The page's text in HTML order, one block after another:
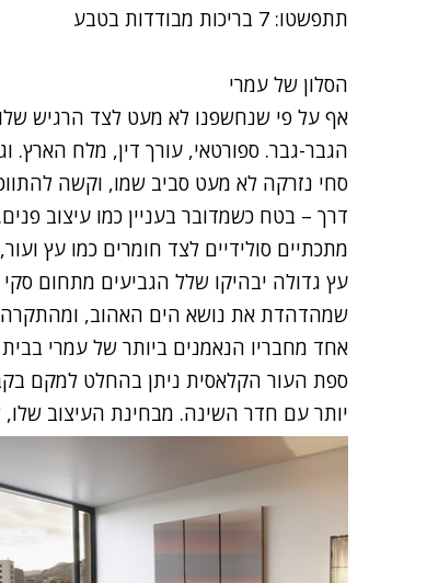
תתפשטו: 7 בריכות מבודדות בטבע
הסלון של עמרי
אף על פי שנחשפנו לא מעט לצד הרגיש שלו
הגבר-גבר. ספורטאי, עורך דין, מלח הארץ.
סחי נזרקה לא מעט סביב שמו, וקשה
דרך – בטח כשמדובר בעניין כמו עיצוב
מתכתיים סולידיים לצד חומרים כמו עץ
עץ גדולה יבהיקו שלל הגביעים מתחום
שמהדהדת את נושא הים האהוב,
אחד מחבריו הנאמנים ביותר של עמרי
ספת העור הקלאסית ניתן בהחלט למקם
יותר עם חדר השינה. מבחינת העיצוב שלו,